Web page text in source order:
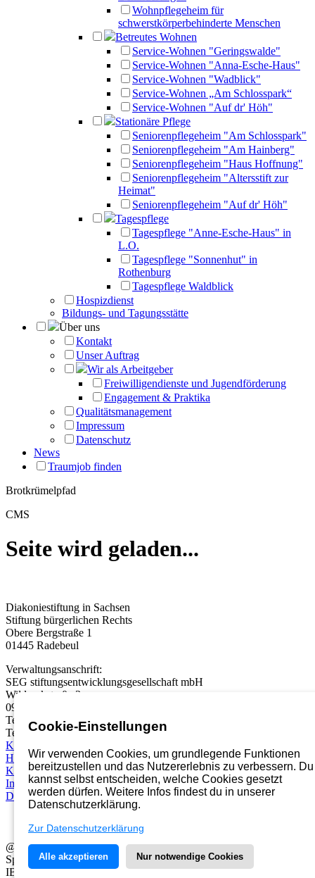
Wohnpflegeheim für
schwerstkörperbehinderte Menschen
Betreutes Wohnen
Service-Wohnen "Geringswalde"
Service-Wohnen "Anna-Esche-Haus"
Service-Wohnen "Wadblick"
Service-Wohnen „Am Schlosspark“
Service-Wohnen "Auf dr' Höh"
Stationäre Pflege
Seniorenpflegeheim "Am Schlosspark"
Seniorenpflegeheim "Am Hainberg"
Seniorenpflegeheim "Haus Hoffnung"
Seniorenpflegeheim "Altersstift zur
Heimat"
Seniorenpflegeheim "Auf dr' Höh"
Tagespflege
Tagespflege "Anne-Esche-Haus" in
L.O.
Tagespflege "Sonnenhut" in
Rothenburg
Tagespflege Waldblick
Hospizdienst
Bildungs- und Tagungsstätte
Über uns
Kontakt
Unser Auftrag
Wir als Arbeitgeber
Freiwilligendienste und Jugendförderung
Engagement & Praktika
Qualitätsmanagement
Impressum
Datenschutz
News
Traumjob finden
Brotkrümelpfad
CMS
Seite wird geladen...
Diakoniestiftung in Sachsen
Stiftung bürgerlichen Rechts
Obere Bergstraße 1
01445 Radebeul
Verwaltungsanschrift:
SEG stiftungsentwicklungsgesellschaft mbH
Wildparkstraße 3
09247 Chemnitz
Telefon:
03722 46937 0
Telefax: 03722 49937 99
Karriereportal
Hinweisgebersystem
Kontakt
Impressum
Datenschutz
@2026 Diakoniestiftung in Sachsen
Spendenkonto der Diakoniestiftung in Sachsen
IBAN: DE41 8602 0500 0003 6550 02
Cookie-Einstellungen
Wir verwenden Cookies, um grundlegende Funktionen
bereitzustellen und das Nutzererlebnis zu verbessern. Du
kannst selbst entscheiden, welche Cookies gesetzt
werden dürfen. Weitere Infos findest du in unserer
Datenschutzerklärung.
Zur Datenschutzerklärung
Alle akzeptieren Nur notwendige Cookies